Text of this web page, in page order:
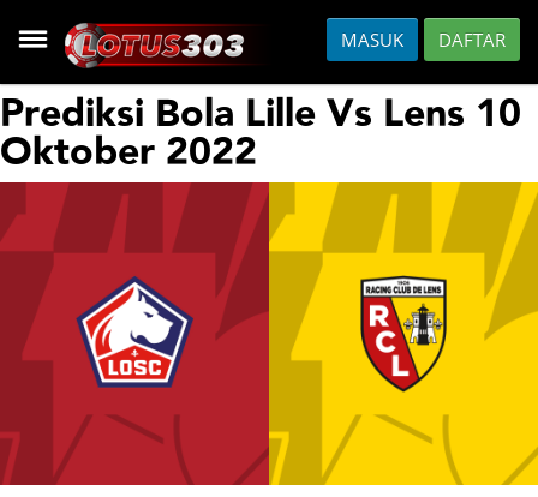
HOME
DAFTAR
HOT GAMES
SLOT
CASINO
MASUK DAFTAR
Prediksi Bola Lille Vs Lens 10
Oktober 2022